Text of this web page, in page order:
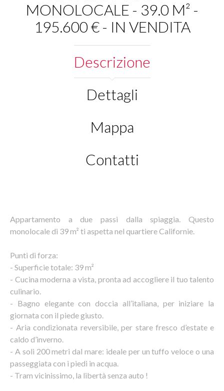
MONOLOCALE - 39.0 M² -
195.600 € - IN VENDITA
Descrizione
Dettagli
Mappa
Contatti
Appartamento a due passi dalla spiaggia. Questo
monolocale di 39 m² ti aspetta nel quartiere Californie.
Punti di forza:
- Superficie totale: 39 m²
- Cucina moderna a vista, pronta ad accogliere il tuo talento
culinario.
- Bagno elegante con doccia all’italiana, per iniziare la
giornata con il piede giusto.
- Aria condizionata reversibile, per stare fresco d’estate e
caldo d’inverno.
- A soli 200 metri dal mare: ideale per un tuffo veloce o una
passeggiata con i piedi in acqua.
- Tram vicinissimo, la libertà senza auto !